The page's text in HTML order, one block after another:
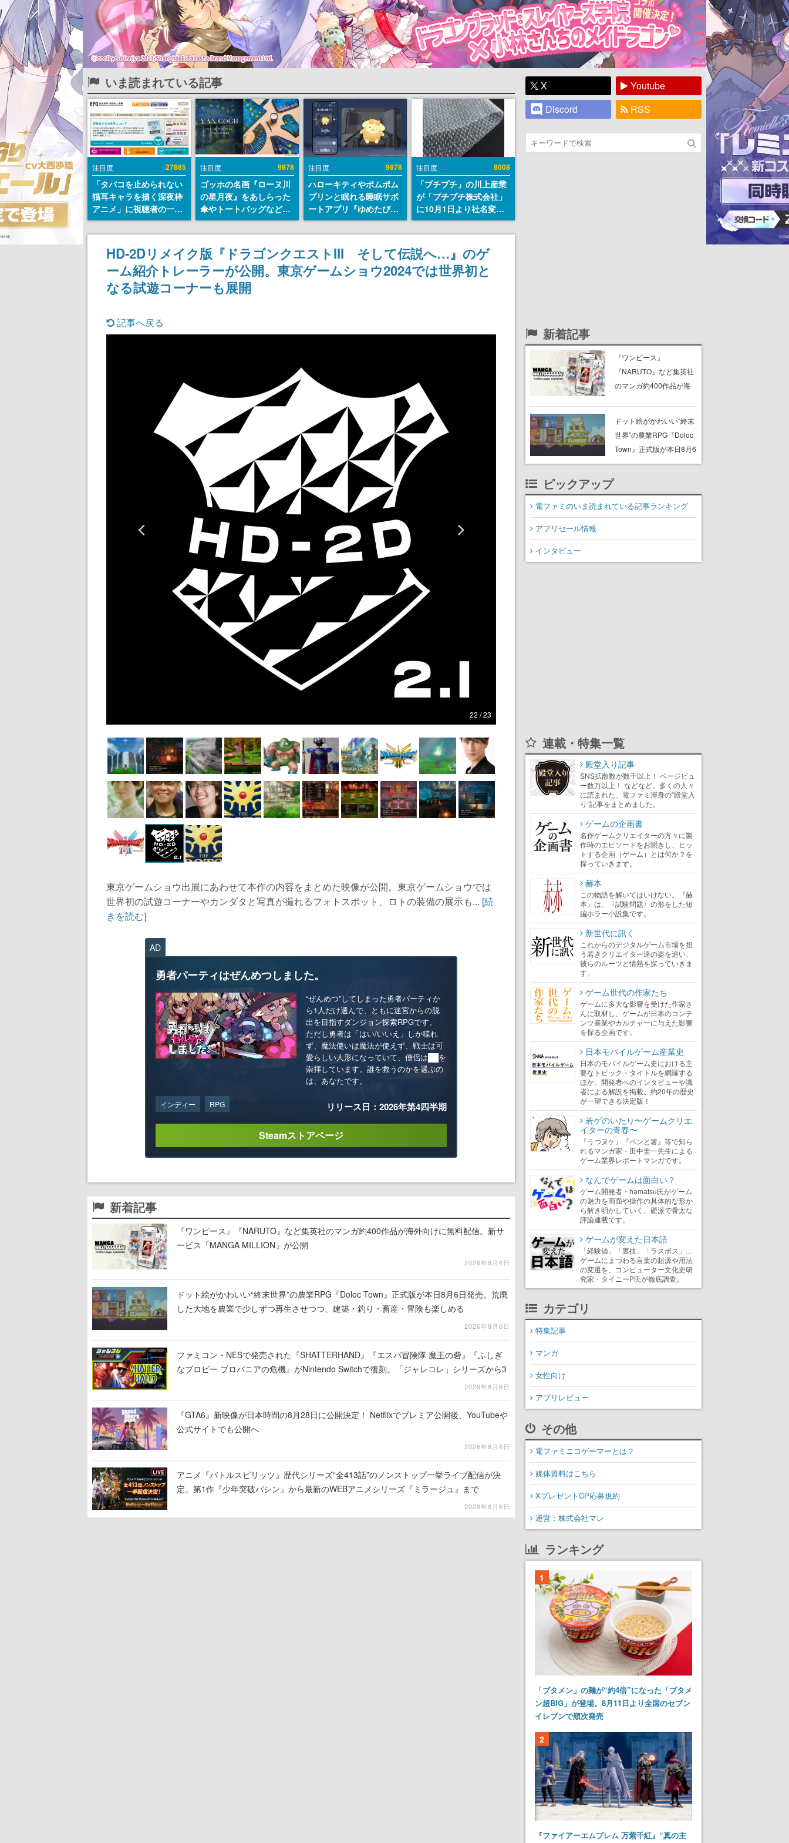
いま読まれている記事
注目度 27885
「タバコを止められない
猫耳キャラを描く深夜枠
アニメ」に視聴者の一部
から批判意見。違法薬物
の使用と思しき描写も含
めて、BPOが議論を交わ
注目度 9878
ゴッホの名画『ローヌ川
の星月夜』をあしらった
傘やトートバッグなどが
登場。8月7日21時より2
日間限定で予約販売
注目度 9878
ハローキティやポムポム
プリンと眠れる睡眠サポ
ートアプリ『ゆめたび』
が配信中。キャラごとの
ASMRや目覚ましアラー
ムも搭載
注目度 8008
「プチプチ」の川上産業
が「プチプチ株式会社」
に10月1日より社名変更
へ。創業58年で初めての
変更で、“プチッ”と鳴る
おなじみの緩衝材が会社
の名前に
HD-2Dリメイク版『ドラゴンクエストIII そして伝説へ…』のゲ
ーム紹介トレーラーが公開。東京ゲームショウ2024では世界初と
なる試遊コーナーも展開
記事へ戻る
22 / 23
東京ゲームショウ出展にあわせて本作の内容をまとめた映像が公開。東京ゲームショウでは
世界初の試遊コーナーやカンダタと写真が撮れるフォトスポット、ロトの装備の展示も... [続
きを読む]
AD
勇者パーティはぜんめつしました。
“ぜんめつ”してしまった勇者パーティか
ら1人だけ選んで、ともに迷宮からの脱
出を目指すダンジョン探索RPGです。
ただし勇者は「はい/いいえ」しか喋れ
ず、魔法使いは魔法が使えず、戦士は可
愛らしい人形になっていて、僧侶は██を
崇拝しています。誰を救うのかを選ぶの
は、あなたです。
インディー RPG リリース日：2026年第4四半期
Steamストアページ
新着記事
『ワンピース』『NARUTO』など集英社のマンガ約400作品が海外向けに無料配信。新サ
ービス「MANGA MILLION」が公開
2026年8月6日
ドット絵がかわいい“終末世界”の農業RPG『Doloc Town』正式版が本日8月6日発売。荒廃
した大地を農業で少しずつ再生させつつ、建築・釣り・畜産・冒険も楽しめる
2026年8月6日
ファミコン・NESで発売された『SHATTERHAND』『エスパ冒険隊 魔王の砦』『ふしぎ
なブロビー ブロバニアの危機』がNintendo Switchで復刻。「ジャレコレ」シリーズから3
2026年8月6日
『GTA6』新映像が日本時間の8月28日に公開決定！ Netflixでプレミア公開後、YouTubeや
公式サイトでも公開へ
2026年8月6日
アニメ『バトルスピリッツ』歴代シリーズ“全413話”のノンストップ一挙ライブ配信が決
定。第1作『少年突破バシン』から最新のWEBアニメシリーズ『ミラージュ』まで
2026年8月6日
X
Youtube
Discord
RSS
新着記事
『ワンピース』
『NARUTO』など集英社
のマンガ約400作品が海
MILLION」が公開
ドット絵がかわいい“終末
世界”の農業RPG『Doloc
Town』正式版が本日8月6
日発売。荒廃した大地を
産・冒険も楽しめる
ピックアップ
電ファミのいま読まれている記事ランキング
アプリセール情報
インタビュー
連載・特集一覧
殿堂入り記事
SNS拡散数が数千以上！ ページビュ
ー数万以上！ などなど。多くの人々
に読まれた、電ファミ渾身の“殿堂入
り”記事をまとめました。
ゲームの企画書
名作ゲームクリエイターの方々に製
作時のエピソードをお聞きし、ヒッ
トする企画（ゲーム）とは何か？を
探っていきます。
赫本
この物語を解いてはいけない。『赫
本』は、〈試験問題〉の形をした短
編ホラー小説集です。
新世代に訊く
これからのデジタルゲーム市場を担
う若きクリエイター達の姿を追い、
彼らのルーツと情熱を探っていきま
す。
ゲーム世代の作家たち
ゲームに多大な影響を受けた作家さ
んに取材し、ゲームが日本のコンテ
ンツ産業やカルチャーに与えた影響
を探る企画です。
日本モバイルゲーム産業史
日本のモバイルゲーム史における主
要なトピック・タイトルを網羅する
ほか、開発者へのインタビューや識
者による解説を掲載。約20年の歴史
が一望できる決定版！
若ゲのいたり〜ゲームクリエ
イターの青春〜
『うつヌケ』『ペンと箸』等で知ら
れるマンガ家・田中圭一先生による
ゲーム業界レポートマンガです。
なんでゲームは面白い？
ゲーム開発者・hamatsu氏がゲーム
の魅力を画面や操作の具体的な形か
ら解き明かしていく、硬派で骨太な
評論連載です。
ゲームが変えた日本語
「経験値」「裏技」「ラスボス」…
ゲームにまつわる言葉の起源や用法
の変遷を、コンピューター文化史研
究家・タイニーP氏が徹底調査。
カテゴリ
特集記事
マンガ
女性向け
アプリレビュー
その他
電ファミニコゲーマーとは？
媒体資料はこちら
XプレゼントCP応募規約
運営：株式会社マレ
ランキング
1
「ブタメン」の麺が“約4倍”になった「ブタメ
ン超BIG」が登場。8月11日より全国のセブン
イレブンで順次発売
2
『ファイアーエムブレム 万紫千紅』“真の主